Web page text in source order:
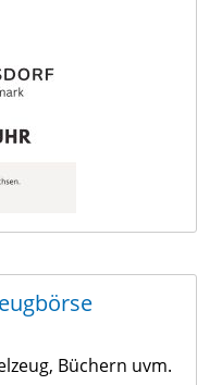
Büchern uvm.